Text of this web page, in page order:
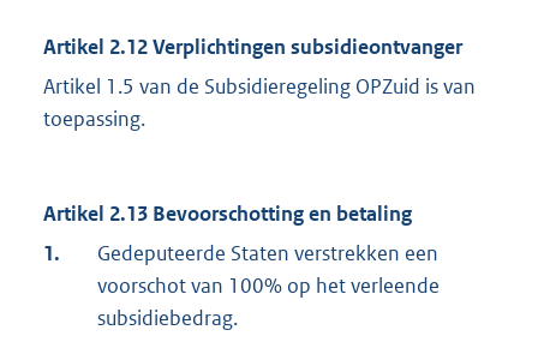
Artikel 2.12 Verplichtingen subsidieontvanger
Artikel 1.5 van de Subsidieregeling OPZuid is van
toepassing.
Artikel 2.13 Bevoorschotting en betaling
1.
Gedeputeerde Staten verstrekken een
voorschot van 100% op het verleende
subsidiebedrag.